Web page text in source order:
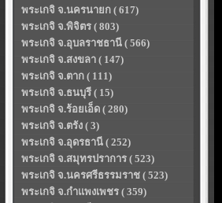
พระเกจิ จ.นครนายก ( 617)
พระเกจิ จ.พิจิตร ( 803)
พระเกจิ จ.อุบลราชธานี ( 566)
พระเกจิ จ.สงขลา ( 147)
พระเกจิ จ.ตาก ( 111)
พระเกจิ จ.ธนบุรี ( 15)
พระเกจิ จ.ร้อยเอ็ด ( 280)
พระเกจิ จ.ตรัง ( 3)
พระเกจิ จ.อุดรธานี ( 252)
พระเกจิ จ.สมุทรปราการ ( 523)
พระเกจิ จ.นครศรีธรรมราช ( 523)
พระเกจิ จ.กำแพงเพชร ( 359)